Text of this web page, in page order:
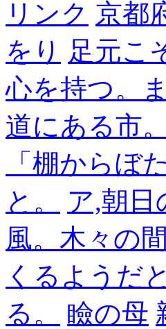
リンク 京都
をり 足元こ
心を持つ。
道にある市
「棚からぼ
と。
ア,朝
風。木々の
くるようだ
る。
瞼の母